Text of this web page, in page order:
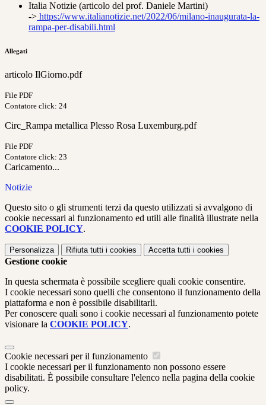
Italia Notizie (articolo del prof. Daniele Martini)
-> https://www.italianotizie.net/2022/06/milano-inaugurata-la-
rampa-per-disabili.html
Allegati
articolo IlGiorno.pdf
File PDF
Contatore click: 24
Circ_Rampa metallica Plesso Rosa Luxemburg.pdf
File PDF
Contatore click: 23
Caricamento...
Notizie
Questo sito o gli strumenti terzi da questo utilizzati si avvalgono di
cookie necessari al funzionamento ed utili alle finalità illustrate nella
COOKIE POLICY.
Personalizza Rifiuta tutti i cookies Accetta tutti i cookies
Gestione cookie
In questa schermata è possibile scegliere quali cookie consentire.
I cookie necessari sono quelli che consentono il funzionamento della
piattaforma e non è possibile disabilitarli.
Per conoscere quali sono i cookie necessari al funzionamento potete
visionare la COOKIE POLICY.
Cookie necessari per il funzionamento
I cookie necessari per il funzionamento non possono essere
disabilitati. È possibile consultare l'elenco nella pagina della cookie
policy.